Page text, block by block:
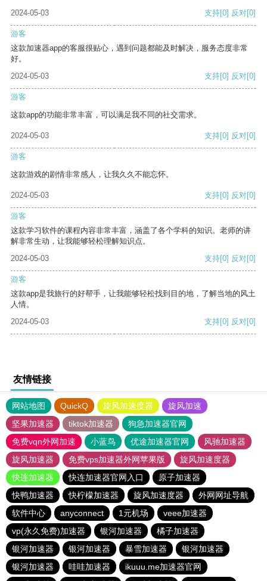
2024-05-03
支持[0] 反对[0]
游客
这款加速器app的客服很贴心，遇到问题都能及时解决，服务态度非常
好。
2024-05-03
支持[0] 反对[0]
游客
这款app的功能非常丰富，可以满足我不同的社交需求。
2024-05-03 支持[0] 反对[0]
游客
这款游戏的剧情非常感人，让我久久不能忘怀。
2024-05-03 支持[0] 反对[0]
游客
这款学习软件的课程内容非常丰富，涵盖了各个学科的知识。老师的讲
解非常生动，让我能够轻松理解知识点。
2024-05-03
支持[0] 反对[0]
游客
这款app是我旅行的好帮手，让我能够轻松找到目的地，了解当地的风土
人情。
2024-05-03
支持[0] 反对[0]
友情链接
网站地图 QuickQ 旋风加速度器
旋风加速
坚果加速器
tiktok加速器
狗急加速器官网
免费vqn外网加速
小蓝鸟 优途加速器官网
风驰加速器
旋风加速器
免费vps加速器外网苹果版
旋风加速度器
快连加速器
快连加速器官网入口
原子加速器
快鸭加速器
快柠檬加速器 旋风加速度器
外网网址导航
软件中心
anyconnect 1元机场
veee加速器
vp(永久免费)加速器
银河加速器
橘子加速器
银河加速器
银河加速器 暴雪加速器
银河加速器
银河加速器
哇哇加速器
ikuuu.me加速器官网